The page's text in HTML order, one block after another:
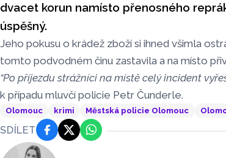
dvacet korun namísto přenosného
úspěšný.
Jeho pokusu o krádež zboží si ihned všimla
tomto podvodném činu zastavila a na místo
“Po příjezdu strážníci na místě celý incident
k případu mluvčí policie Petr Čunderle.
Olomouc krimi Městská policie Olomouc
SDÍLET FacebookPlatforma X
WhatsApp